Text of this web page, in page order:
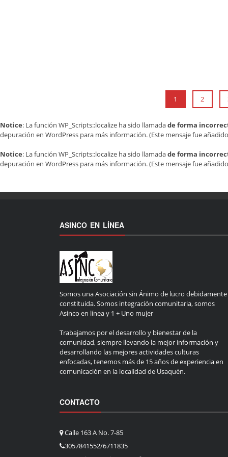
1 2
Notice: La función WP_Scripts::localize ha sido llamadade forma
depuración en WordPress para más información. (Este mensaje fue
Notice: La función WP_Scripts::localize ha sido llamadade forma
depuración en WordPress para más información. (Este mensaje fue
ASINCO EN LÍNEA
Somos una Asociación sin Ánimo de lucro debidamente
constituida. Somos integración comunitaria, somos
Asinco en línea y 1 + Uno mujer
Trabajamos por el desarrollo y bienestar de la
comunidad, siempre llevando la mejor información y
desarrollando las mejores actividades culturas
enfocadas, tenemos más de 15 años de experiencia en
comunicación en la localidad de Usaquén.
CONTACTO
Calle 163 A No. 7-85
3057841552/6711835